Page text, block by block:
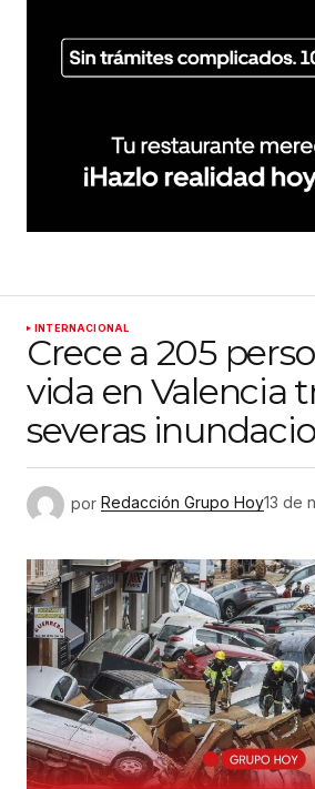
INTERNACIONAL
Crece a 205
vida en Valencia
severas
por Redacción Grupo Hoy13 de